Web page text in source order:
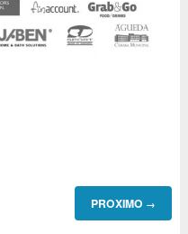
PROXIMO →